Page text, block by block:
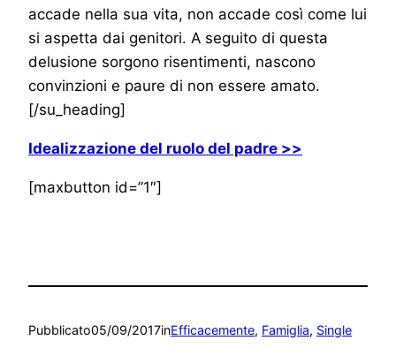
accade nella sua vita, non accade così come lui
si aspetta dai genitori. A seguito di questa
delusione sorgono risentimenti, nascono
convinzioni e paure di non essere amato.
[/su_heading]
Idealizzazione del ruolo del padre >>
[maxbutton id=”1″]
Pubblicato05/09/2017inEfficacemente, Famiglia, Single